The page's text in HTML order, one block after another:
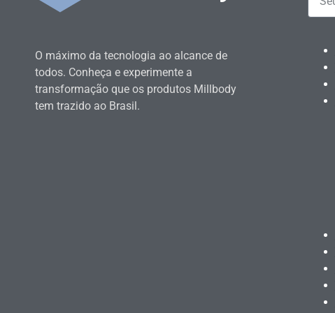
O máximo da tecnologia ao alcance de
todos. Conheça e experimente a
transformação que os produtos Millbody
tem trazido ao Brasil.